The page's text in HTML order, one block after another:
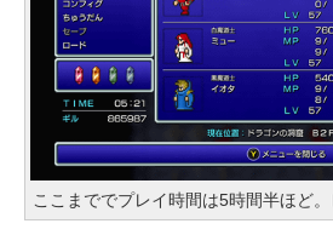
ここまででプレイ時間は5時間半ほど